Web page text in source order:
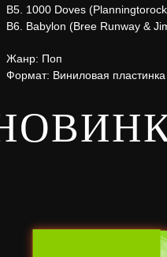
В5. 1000 Doves
В6. Babylon (Bree Runway &
Жанр: Поп
Формат: Виниловая пластинка